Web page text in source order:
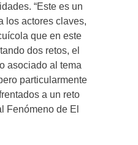
“Este es un
los actores claves,
que en este
dos retos, el
asociado al tema
particularmente
a un reto
Fenómeno de El